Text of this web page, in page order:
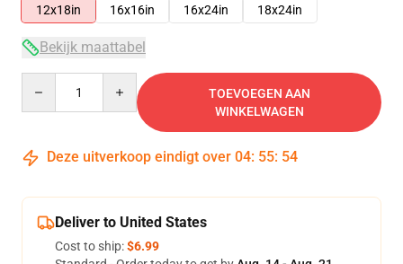
12x18in
16x16in 16x24in 18x24in
Bekijk maattabel
TOEVOEGEN AAN
WINKELWAGEN
Deze uitverkoop eindigt over 04: 55: 53
Deliver to United States
Cost to ship:$6.99